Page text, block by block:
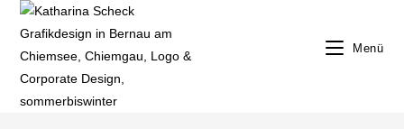
Zum
Inhalt
springen
Menü